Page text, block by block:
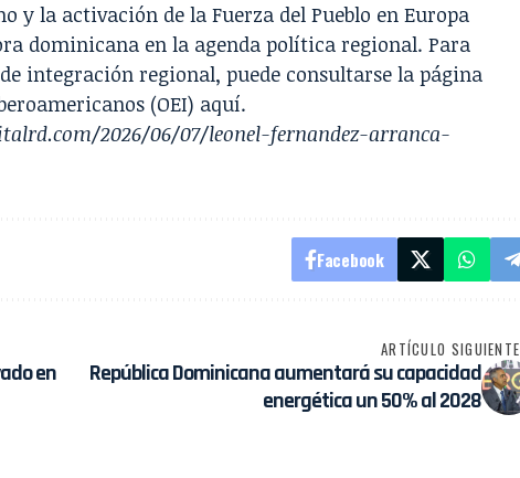
y la activación de la Fuerza del Pueblo en Europa
dominicana en la agenda política regional. Para
integración regional, puede consultarse la página
(OEI) aquí.
2026/06/07/leonel-fernandez-arranca-
Facebook
en
ARTÍCULO SIGUIENTE
República Dominicana aumentará su capacidad
energética un 50% al 2028